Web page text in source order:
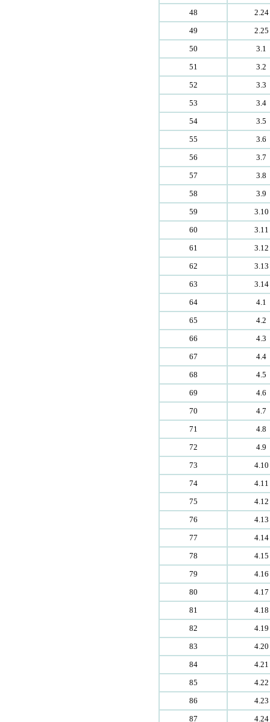
48
2.24
49
2.25
50
3.1
51
3.2
52
3.3
53
3.4
54
3.5
55
3.6
56
3.7
57
3.8
58
3.9
59
3.10
60
3.11
61
3.12
62
3.13
63
3.14
64
4.1
65
4.2
66
4.3
67
4.4
68
4.5
69
4.6
70
4.7
71
4.8
72
4.9
73
4.10
74
4.11
75
4.12
76
4.13
77
4.14
78
4.15
79
4.16
80
4.17
81
4.18
82
4.19
83
4.20
84
4.21
85
4.22
86
4.23
87
4.24